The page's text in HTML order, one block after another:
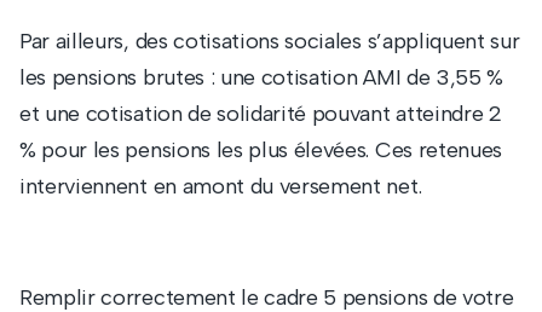
Par ailleurs, des cotisations sociales s’appliquent sur
les pensions brutes : une cotisation AMI de 3,55 %
et une cotisation de solidarité pouvant atteindre 2
% pour les pensions les plus élevées. Ces retenues
interviennent en amont du versement net.
Remplir correctement le cadre 5 pensions de votre